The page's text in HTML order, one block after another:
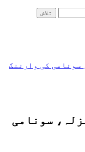
زلزلہ، سونامی کی وارننگ
کا زلزلہ، سونامی